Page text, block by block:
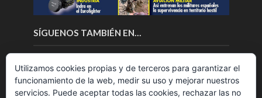
SÍGUENOS TAMBIÉN EN…
Utilizamos cookies propias y de terceros para garantizar el
funcionamiento de la web, medir su uso y mejorar nuestros
servicios. Puede aceptar todas las cookies, rechazar las no